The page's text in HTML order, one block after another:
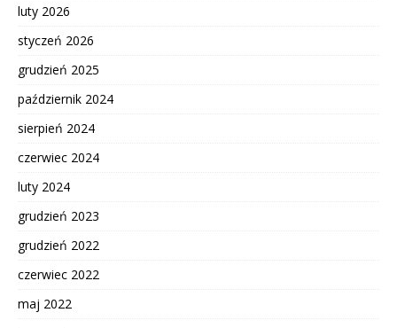
luty 2026
styczeń 2026
grudzień 2025
październik 2024
sierpień 2024
czerwiec 2024
luty 2024
grudzień 2023
grudzień 2022
czerwiec 2022
maj 2022